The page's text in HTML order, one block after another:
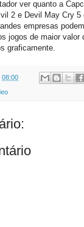
ver quanto a
2 e Devil May Cry
empresas
jogos de maior valor
graficamente.
08:00